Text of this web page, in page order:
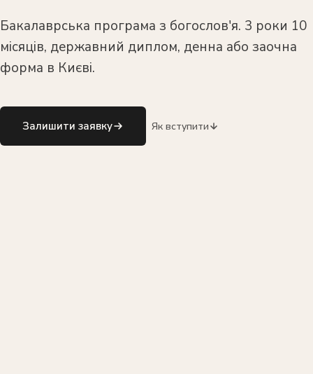
Бакалаврська програма з богослов'я. 3 роки 10
місяців, державний диплом, денна або заочна
форма в Києві.
Залишити заявку Як вступити